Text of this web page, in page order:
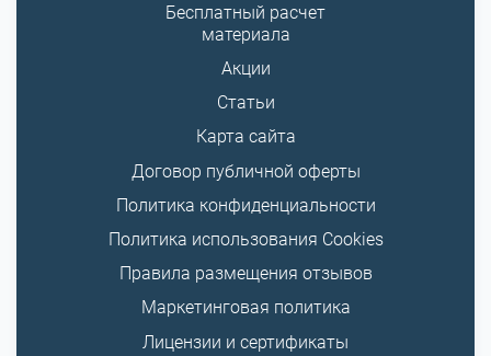
Бесплатный расчет
материала
Акции
Статьи
Карта сайта
Договор публичной оферты
Политика конфиденциальности
Политика использования Cookies
Правила размещения отзывов
Маркетинговая политика
Лицензии и сертификаты